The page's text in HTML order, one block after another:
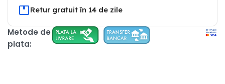
Retur gratuit în 14 de zile
Metode de
plata: